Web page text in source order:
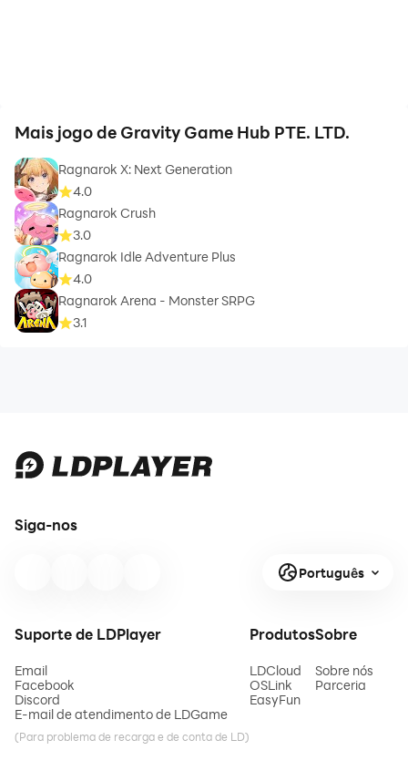
Mais jogo de Gravity Game Hub PTE. LTD.
Ragnarok X: Next Generation
4.0
Ragnarok Crush
3.0
Ragnarok Idle Adventure Plus
4.0
Ragnarok Arena - Monster SRPG
3.1
Siga-nos
Português
Suporte de LDPlayer
Email
Facebook
Discord
E-mail de atendimento de LDGame
(Para problema de recarga e de conta de LD)
Produtos
LDCloud
OSLink
EasyFun
Sobre
Sobre nós
Parceria